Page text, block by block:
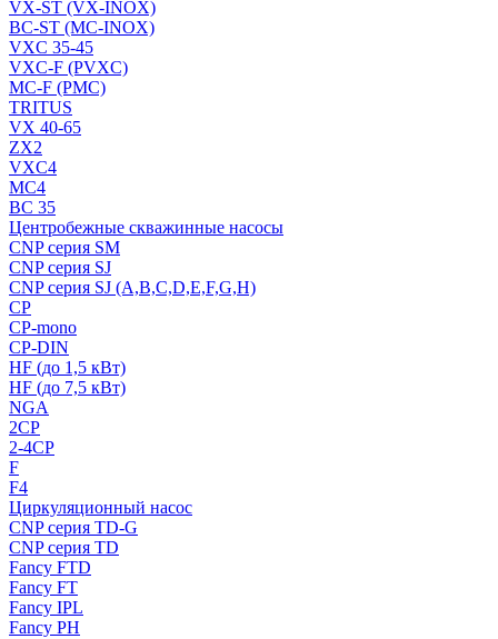
VX-ST (VX-INOX)
BC-ST (MC-INOX)
VXC 35-45
VXC-F (PVXC)
MC-F (PMC)
TRITUS
VX 40-65
ZX2
VXC4
MC4
BC 35
Центробежные скважинные насосы
CNP серия SM
CNP серия SJ
CNP серия SJ (A,B,C,D,E,F,G,H)
CP
CP-mono
CP-DIN
HF (до 1,5 кВт)
HF (до 7,5 кВт)
NGA
2CP
2-4CP
F
F4
Циркуляционный насос
CNP серия TD-G
CNP серия TD
Fancy FTD
Fancy FT
Fancy IPL
Fancy PH